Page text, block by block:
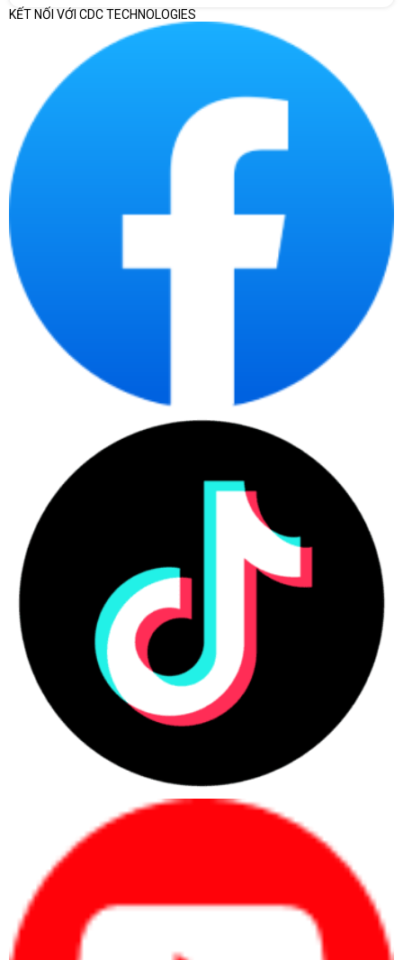
Máy tính để bàn HP ProOne 440 G9 6M3X8PA
nối đa dạng và linh hoạt, giúp người dùng kết nối với các thiết bị
khác một cách dễ dàng.
Ở phía sau máy tính, có các cổng kết nối như khe gắn ổ đĩa trong:
One 2.5 inch; 1 SuperSpeed USB Type-C 10Gbps signaling rate; 1
SuperSpeed USB Type-A 10Gbps signaling rate (charging); 1 RJ-45;
1 HDMI 1.4; 2 SuperSpeed USB Type-A 5Gbps signaling rate
(charging); 2 SuperSpeed USB Type-A 10Gbps signaling rate
(charging); 1 DisplayPort 1.4a giúp người dùng kết nối dễ dàng với
các thiết bị khác như máy in, bàn phím, chuột, màn hình ngoài và
internet. Ngoài ra, máy tính này còn có thiết kế có thể tháo rời, giúp
người dùng dễ dàng thay thế và nâng cấp các linh kiện bên trong.
Còn được trang bị Realtek RTL8852AE Wi-Fi 6 (2x2); Bluetooth®️ 5.2
combo giúp người dùng kết nối không dây với các thiết bị khác và
truy cập internet một cách nhanh chóng và ổn định.
Ngoài ra, máy tính HP ProOne 440 G9 còn được trang bị đầu đọc thẻ
SD, giúp người dùng dễ dàng truy cập vào dữ liệu lưu trữ trên thẻ
nhớ của máy ảnh, máy quay phim, điện thoại di động và các thiết bị
khác.
KẾT NỐI VỚI CDC TECHNOLOGIES